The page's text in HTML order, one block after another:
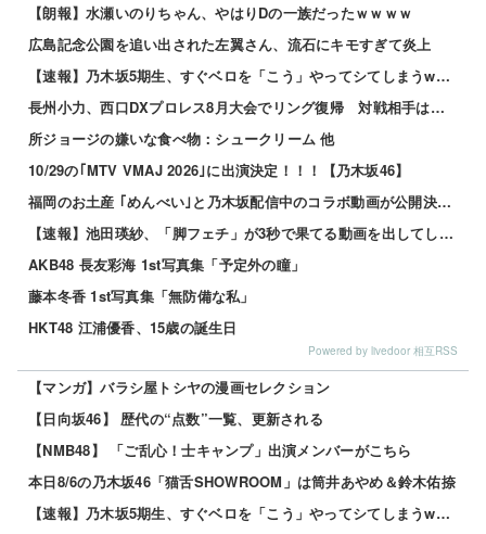
【朗報】水瀬いのりちゃん、やはりDの一族だったｗｗｗｗ
広島記念公園を追い出された左翼さん、流石にキモすぎて炎上
【速報】乃木坂5期生、すぐベロを「こう」やってシてしまうwwwwww 他
長州小力、西口DXプロレス8月大会でリング復帰 対戦相手はクロちゃん 他
所ジョージの嫌いな食べ物：シュークリーム 他
10/29の｢MTV VMAJ 2026｣に出演決定！！！【乃木坂46】
福岡のお土産 ｢めんべい｣と乃木坂配信中のコラボ動画が公開決定！！！【乃木坂46】
【速報】池田瑛紗、「脚フェチ」が3秒で果てる動画を出してしまう・・・
AKB48 長友彩海 1st写真集「予定外の瞳」
藤本冬香 1st写真集「無防備な私」
HKT48 江浦優香、15歳の誕生日
Powered by livedoor 相互RSS
【マンガ】バラシ屋トシヤの漫画セレクション
【日向坂46】 歴代の“点数”一覧、更新される
【NMB48】 「ご乱心！士キャンプ」出演メンバーがこちら
本日8/6の乃木坂46「猫舌SHOWROOM」は筒井あやめ＆鈴木佑捺
【速報】乃木坂5期生、すぐベロを「こう」やってシてしまうwwwwww 他